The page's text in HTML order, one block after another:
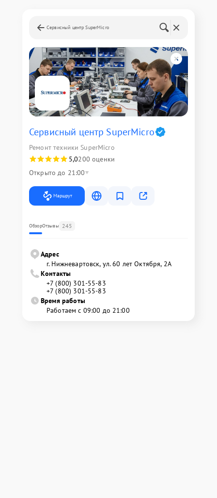
Сервисный центр SuperMicro
Сервисный центр SuperMicro
Ремонт техники SuperMicro
5,0200 оценки
Открыто до 21:00
Маршрут
ОбзорОтзывы 245
Адрес
г. Нижневартовск, ул. 60 лет Октября, 2А
Контакты
+7 (800) 301-55-83
+7 (800) 301-55-83
Время работы
Работаем с 09:00 до 21:00